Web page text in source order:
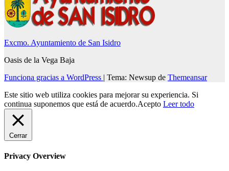
Excmo. Ayuntamiento de San Isidro
Oasis de la Vega Baja
Funciona gracias a WordPress | Tema: Newsup de Themeansar
Este sitio web utiliza cookies para mejorar su experiencia. Si
continua suponemos que está de acuerdo.Acepto Leer todo
Cerrar
Privacy Overview